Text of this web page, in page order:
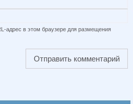
адрес в этом браузере для размещения